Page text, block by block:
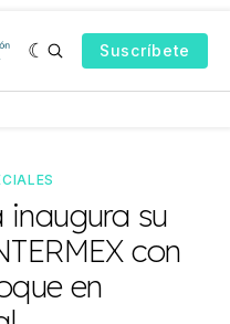
Suscríbete
su
con
en